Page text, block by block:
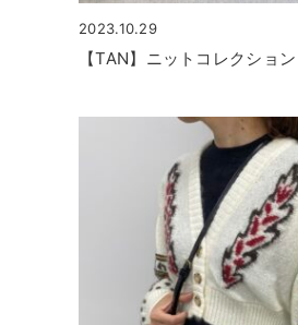
2023.10.29
【TAN】ニットコレクション